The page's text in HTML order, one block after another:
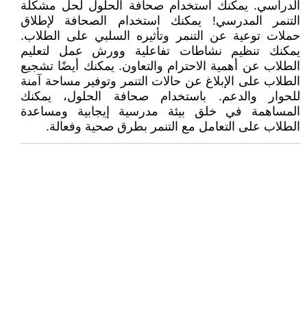
الدراسي. يمكنك استخدام صحافة الحلول لحل مشكلة
التنمر المدرسي! يمكنك استخدام الصحافة لإطلاق
حملات توعية عن التنمر وتأثيره السلبي على الطلاب.
يمكنك تنظيم نشاطات تفاعلية وورش عمل لتعليم
الطلاب عن أهمية الاحترام والتعاون. يمكنك أيضًا تشجيع
الطلاب على الإبلاغ عن حالات التنمر وتوفير مساحة آمنة
للحوار والدعم. باستخدام صحافة الحلول، يمكنك
المساهمة في خلق بيئة مدرسية إيجابية ومساعدة
الطلاب على التعامل مع التنمر بطرق صحية وفعالة.